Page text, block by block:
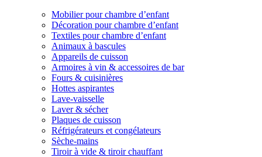
Mobilier pour chambre d’enfant
Décoration pour chambre d’enfant
Textiles pour chambre d’enfant
Animaux à bascules
Appareils de cuisson
Armoires à vin & accessoires de bar
Fours & cuisinières
Hottes aspirantes
Lave-vaisselle
Laver & sécher
Plaques de cuisson
Réfrigérateurs et congélateurs
Sèche-mains
Tiroir à vide & tiroir chauffant